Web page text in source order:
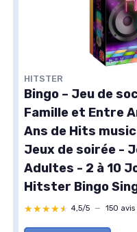
HITSTER
Bingo – Jeu de
Famille et Entre
Ans de Hits
Jeux de soirée -
Adultes - 2 à 10
Hitster Bingo
★★★★★
★★★★★ 4,5/5 — 150 avis